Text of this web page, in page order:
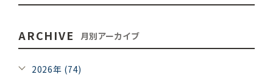
ARCHIVE 月別アーカイブ
2026年 (74)